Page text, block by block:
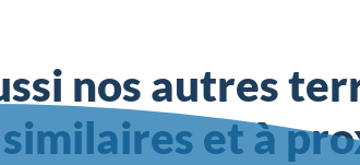
nos autres
similaires et à